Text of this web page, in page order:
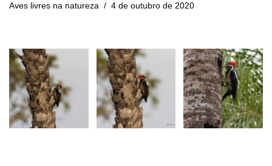
Aves livres na natureza 4 de outubro de 2020